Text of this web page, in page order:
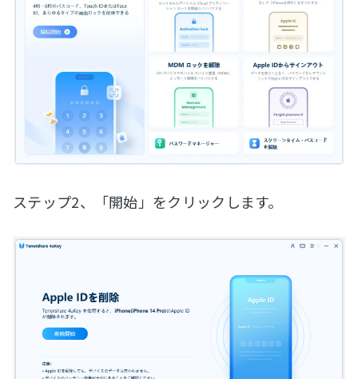
ステップ2、「開始」をクリックします。